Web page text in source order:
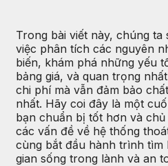
Trong bài viết này, chúng ta
việc phân tích các nguyên
biến, khám phá những yếu
bảng giá, và quan trọng
chi phí mà vẫn đảm bảo
nhất. Hãy coi đây là một
bạn chuẩn bị tốt hơn và
các vấn đề về hệ thống
cùng bắt đầu hành trình tìm
gian sống trong lành và an